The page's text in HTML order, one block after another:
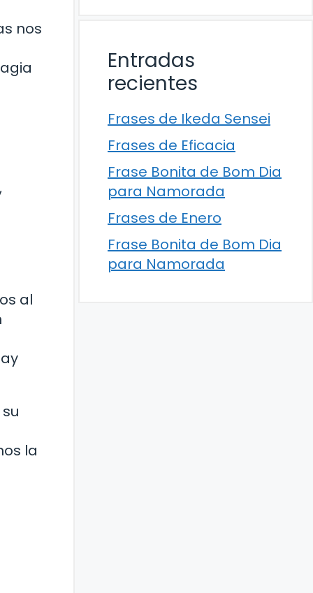
nos
al
la
Entradas
recientes
Frases de Ikeda Sensei
Frases de Eficacia
Frase Bonita de Bom Dia
para Namorada
Frases de Enero
Frase Bonita de Bom Dia
para Namorada